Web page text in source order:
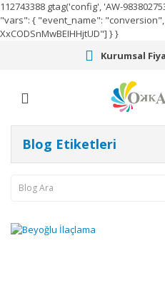
112743388 gtag('config', 'AW-
"vars": { "event_name":
XxCODSnMwBEIHHjtUD"] } }
Kurumsal
Blog Etiketleri